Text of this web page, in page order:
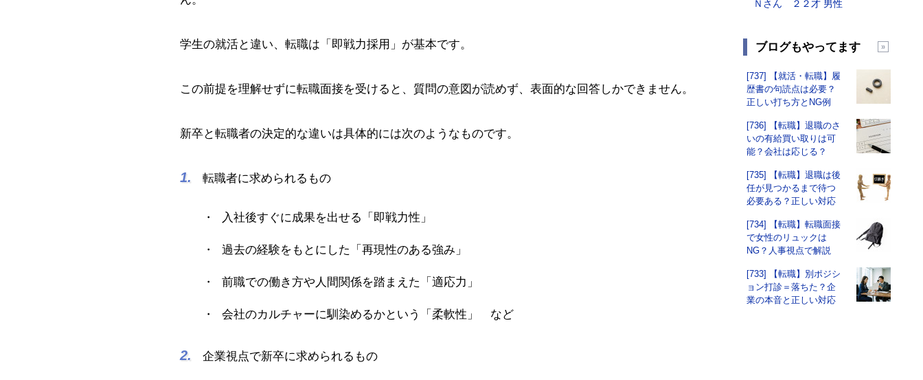
学生の就活と違い、転職は「即戦力採用」が基本です。
この前提を理解せずに転職面接を受けると、質問の意図が読めず、表面的な回答しかできません。
新卒と転職者の決定的な違いは具体的には次のようなものです。
転職者に求められるもの
入社後すぐに成果を出せる「即戦力性」
過去の経験をもとにした「再現性のある強み」
前職での働き方や人間関係を踏まえた「適応力」
会社のカルチャーに馴染めるかという「柔軟性」 など
企業視点で新卒に求められるもの
Ｎさん ２２才 男性
ブログもやってます
[737] 【就活・転職】履
歴書の句読点は必要？
正しい打ち方とNG例
[736] 【転職】退職のさ
いの有給買い取りは可
能？会社は応じる？
[735] 【転職】退職は後
任が見つかるまで待つ
必要ある？正しい対応
[734] 【転職】転職面接
で女性のリュックは
NG？人事視点で解説
[733] 【転職】別ポジシ
ョン打診＝落ちた？企
業の本音と正しい対応